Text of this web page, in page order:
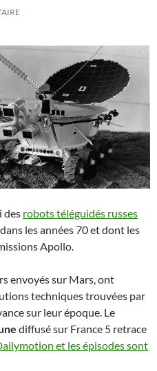
des robots téléguidés russes
les années 70 et dont les
Apollo.
envoyés sur Mars, ont
techniques trouvées par
sur leur époque. Le
diffusé sur France 5 retrace
et les épisodes sont